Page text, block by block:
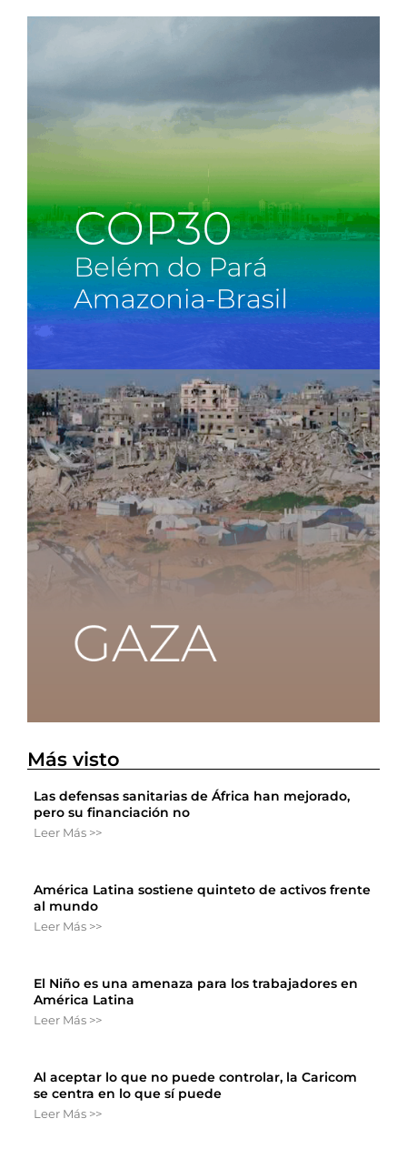
Más visto
Las defensas sanitarias de África han mejorado,
pero su financiación no
Leer Más >>
América Latina sostiene quinteto de activos frente
al mundo
Leer Más >>
El Niño es una amenaza para los trabajadores en
América Latina
Leer Más >>
Al aceptar lo que no puede controlar, la Caricom
se centra en lo que sí puede
Leer Más >>